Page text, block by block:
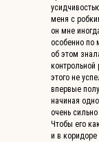
меня с
он мне
особенно по
об этом
этого не
впервые
начиная
очень
Чтобы его
и в